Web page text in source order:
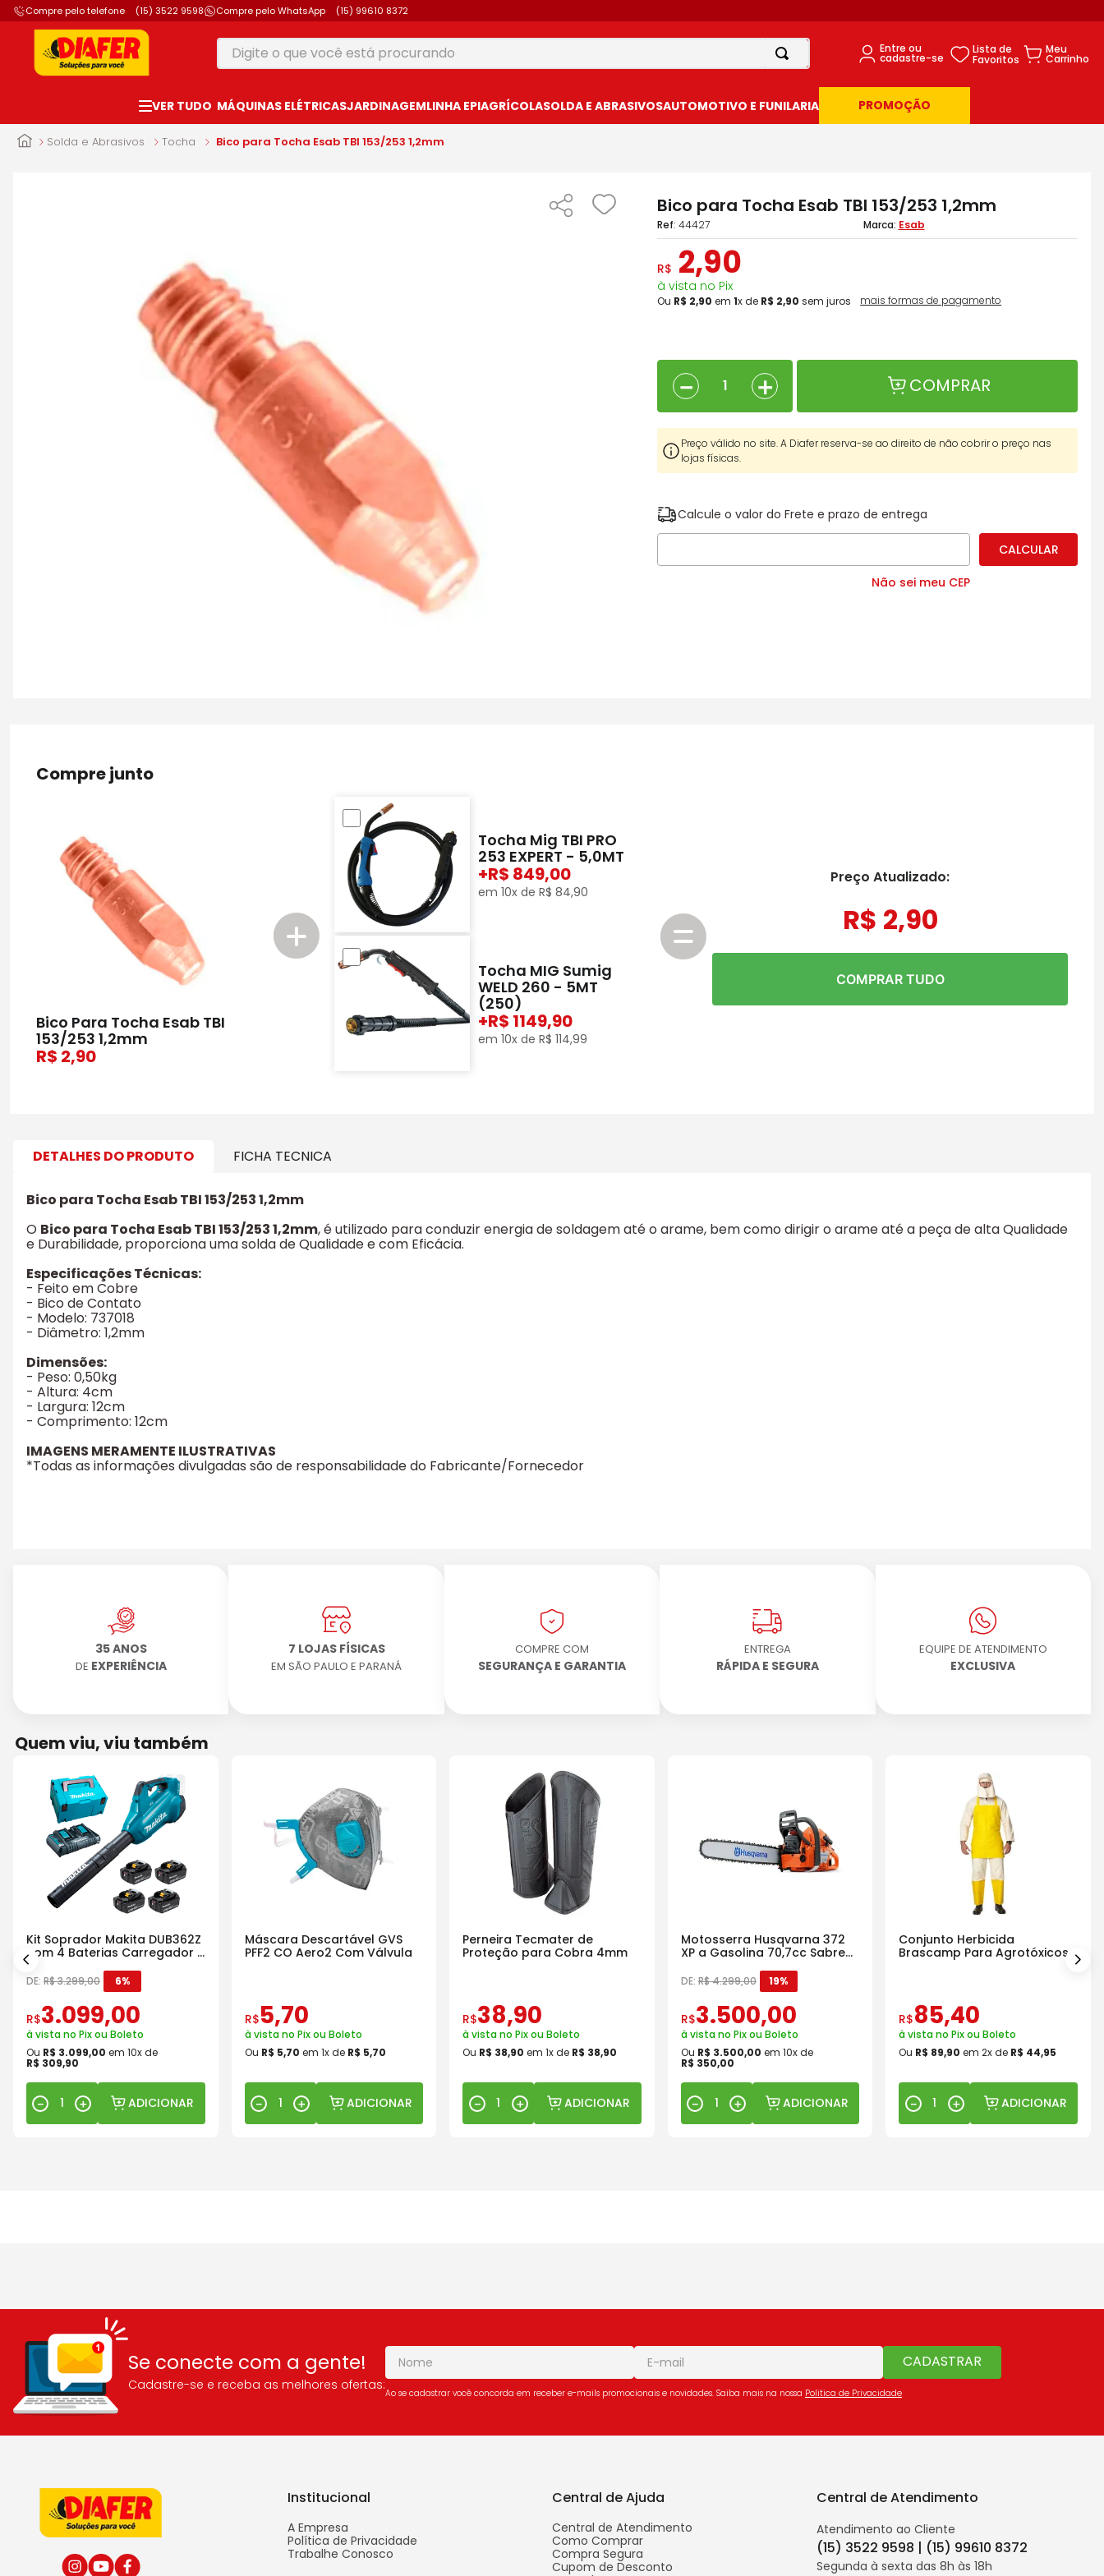
Compre pelo telefone (15) 3522 9598 Compre pelo WhatsApp (15) 99610 8372
Digite o que você está procurando
MÁQUINAS ELÉTRICASJARDINAGEMLINHA EPIAGRÍCOLASOLDA E ABRASIVOSAUTOMOTIVO E FUNILARIA PROMOÇÃO
Solda e Abrasivos Tocha Bico para Tocha Esab TBI 153/253 1,2mm
Bico para Tocha Esab TBI 153/253 1,2mm
: 44427 Esab
R$ 2,90
à vista no Pix
Ou R$ 2,90 em 1x de R$ 2,90 sem juros mais formas de pagamento
＋
－ COMPRAR
Preço válido no site. A Diafer reserva-se ao direito de não cobrir o preço nas
lojas físicas.
Calcule o valor do Frete e prazo de entrega
Não sei meu CEP
Compre junto
Bico Para Tocha Esab TBI
153/253 1,2mm
2,90
Tocha Mig TBI PRO
253 EXPERT - 5,0MT
+ 849,00
em10x deR$ 84,90
Tocha MIG Sumig
WELD 260 - 5MT
(250)
+ 1149,90
em10x deR$ 114,99
Preço Atualizado:
R$ 2,90
COMPRAR TUDO
DETALHES DO PRODUTO FICHA TECNICA
Bico para Tocha Esab TBI 153/253 1,2mm
O Bico para Tocha Esab TBI 153/253 1,2mm, é utilizado para conduzir energia de soldagem até o arame, bem como dirigir o arame até a peça de alta Qualidade
e Durabilidade, proporciona uma solda de Qualidade e com Eficácia.
Especificações Técnicas:
- Feito em Cobre
- Bico de Contato
- Modelo: 737018
- Diâmetro: 1,2mm
Dimensões:
- Peso: 0,50kg
- Altura: 4cm
- Largura: 12cm
- Comprimento: 12cm
IMAGENS MERAMENTE ILUSTRATIVAS
*Todas as informações divulgadas são de responsabilidade do Fabricante/Fornecedor
35 ANOS
DE EXPERIÊNCIA
7 LOJAS FÍSICAS
EM SÃO PAULO E PARANÁ
COMPRE COM
SEGURANÇA E GARANTIA
ENTREGA
RÁPIDA E SEGURA
EQUIPE DE ATENDIMENTO
EXCLUSIVA
Quem viu, viu também
Kit Soprador Makita DUB362Z
com 4 Baterias Carregador e
Maleta
DE: R$3.299,00 6%
R$3.099,00
à vista no Pix ou Boleto
Ou R$ 3.099,00 em 10x de
R$ 309,90
＋
－ ADICIONAR
Máscara Descartável GVS
PFF2 CO Aero2 Com Válvula
R$5,70
à vista no Pix ou Boleto
Ou R$ 5,70 em 1x de R$ 5,70
＋
－ ADICIONAR
Perneira Tecmater de
Proteção para Cobra 4mm
R$38,90
à vista no Pix ou Boleto
Ou R$ 38,90 em1x de R$ 38,90
＋
－ ADICIONAR
Motosserra Husqvarna 372
XP a Gasolina 70,7cc Sabre
DE:R$4.299,00 19%
R$3.500,00
à vista no Pix ou Boleto
Ou R$ 3.500,00 em 10x de
R$ 350,00
＋
－ ADICIONAR
Conjunto Herbicida
Brascamp Para Agrotóxicos
30 Lavagens
R$85,40
à vista no Pix ou Boleto
Ou R$ 89,90 em2x de R$ 44,95
＋
－ ADICIONAR
Se conecte com a gente!
Cadastre-se e receba as melhores ofertas:
CADASTRAR
Ao se cadastrar você concorda em receber e-mails promocionais e novidades. Saiba mais na nossa Politica de Privacidade
Institucional
A Empresa
Política de Privacidade
Trabalhe Conosco
Central de Ajuda
Central de Atendimento
Como Comprar
Compra Segura
Cupom de Desconto
Central de Atendimento
Atendimento ao Cliente
(15) 3522 9598 | (15) 99610 8372
Segunda à sexta das 8h às 18h
1º
motosserra
2º
furadeira